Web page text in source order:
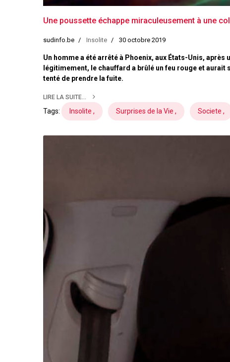
Une poussette échappe miraculeusement à une
sudinfo.be Insolite 30 octobre 2019
Un homme a été arrêté à Phoenix, aux États-Unis,
légitimement, le chauffard a brûlé un feu rouge et
tenté de prendre la fuite.
LIRE LA SUITE...
Tags: Insolite , Surprises de la Vie , Societe ,